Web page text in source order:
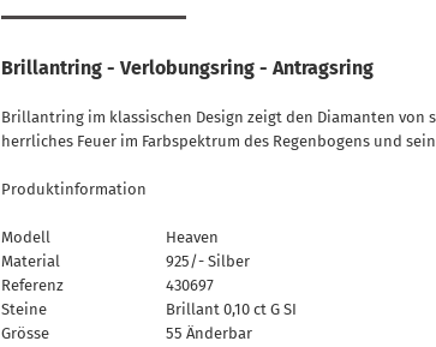
Brillantring - Verlobungsring - Antragsring
Brillantring im klassischen Design zeigt den Diamanten von
herrliches Feuer im Farbspektrum des Regenbogens und
Produktinformation
Modell
Heaven
Material
925/- Silber
Referenz
430697
Steine
Brillant 0,10 ct G SI
Grösse
55 Änderbar